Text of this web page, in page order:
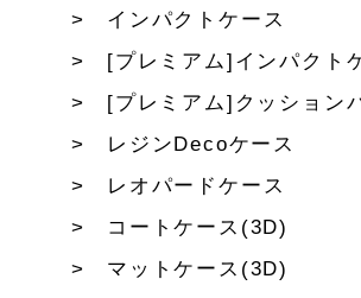
インパクトケース
[プレミアム]インパクト
[プレミアム]クッション
レジンDecoケース
レオパードケース
コートケース(3D)
マットケース(3D)